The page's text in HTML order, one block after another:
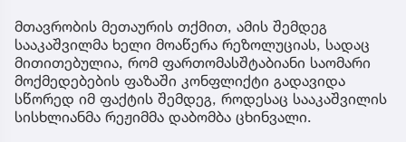
მთავრობის მეთაურის თქმით, ამის შემდეგ
სააკაშვილმა ხელი მოაწერა რეზოლუციას, სადაც
მითითებულია, რომ ფართომასშტაბიანი საომარი
მოქმედებების ფაზაში კონფლიქტი გადავიდა
სწორედ იმ ფაქტის შემდეგ, როდესაც სააკაშვილის
სისხლიანმა რეჟიმმა დაბომბა ცხინვალი.